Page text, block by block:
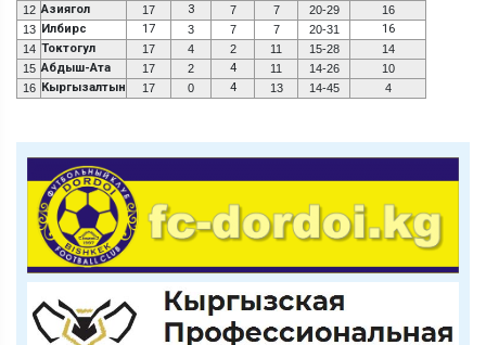
12 Азиягол 17 3 7 7 20-29
16
13 Илбирс 17 3 7 7 20-31 16
14 Токтогул 17 4 2 11 15-28
14
15 Абдыш-Ата 17 2 4 11 14-26
10
16 Кыргызалтын 17 0 4 13 14-45 4